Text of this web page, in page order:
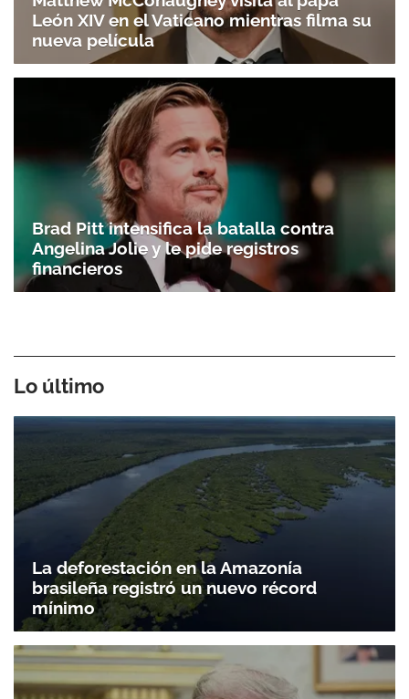
León XIV en el Vaticano mientras filma su
nueva película
Brad Pitt intensifica la batalla contra
Angelina Jolie y le pide registros
financieros
Lo último
La deforestación en la Amazonía
brasileña registró un nuevo récord
mínimo